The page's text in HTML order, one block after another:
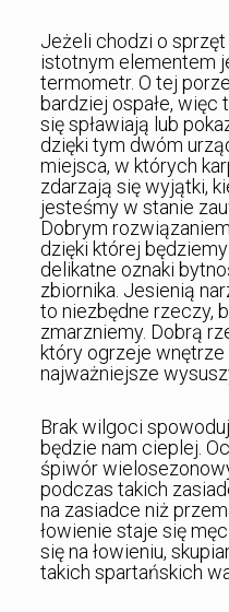
Jeżeli chodzi o sprzęt
istotnym elementem
termometr. O tej
bardziej ospałe, więc
się spławiają lub
dzięki tym dwóm
miejsca, w których
zdarzają się wyjątki,
jesteśmy w stanie
Dobrym
dzięki której
delikatne oznaki
zbiornika. Jesienią
to niezbędne rzeczy,
zmarzniemy. Dobrą
który ogrzeje wnętrze
najważniejsze
Brak wilgoci
będzie nam cieplej.
śpiwór
podczas takich
na zasiadce niż
łowienie staje się
się na łowieniu,
takich spartańskich